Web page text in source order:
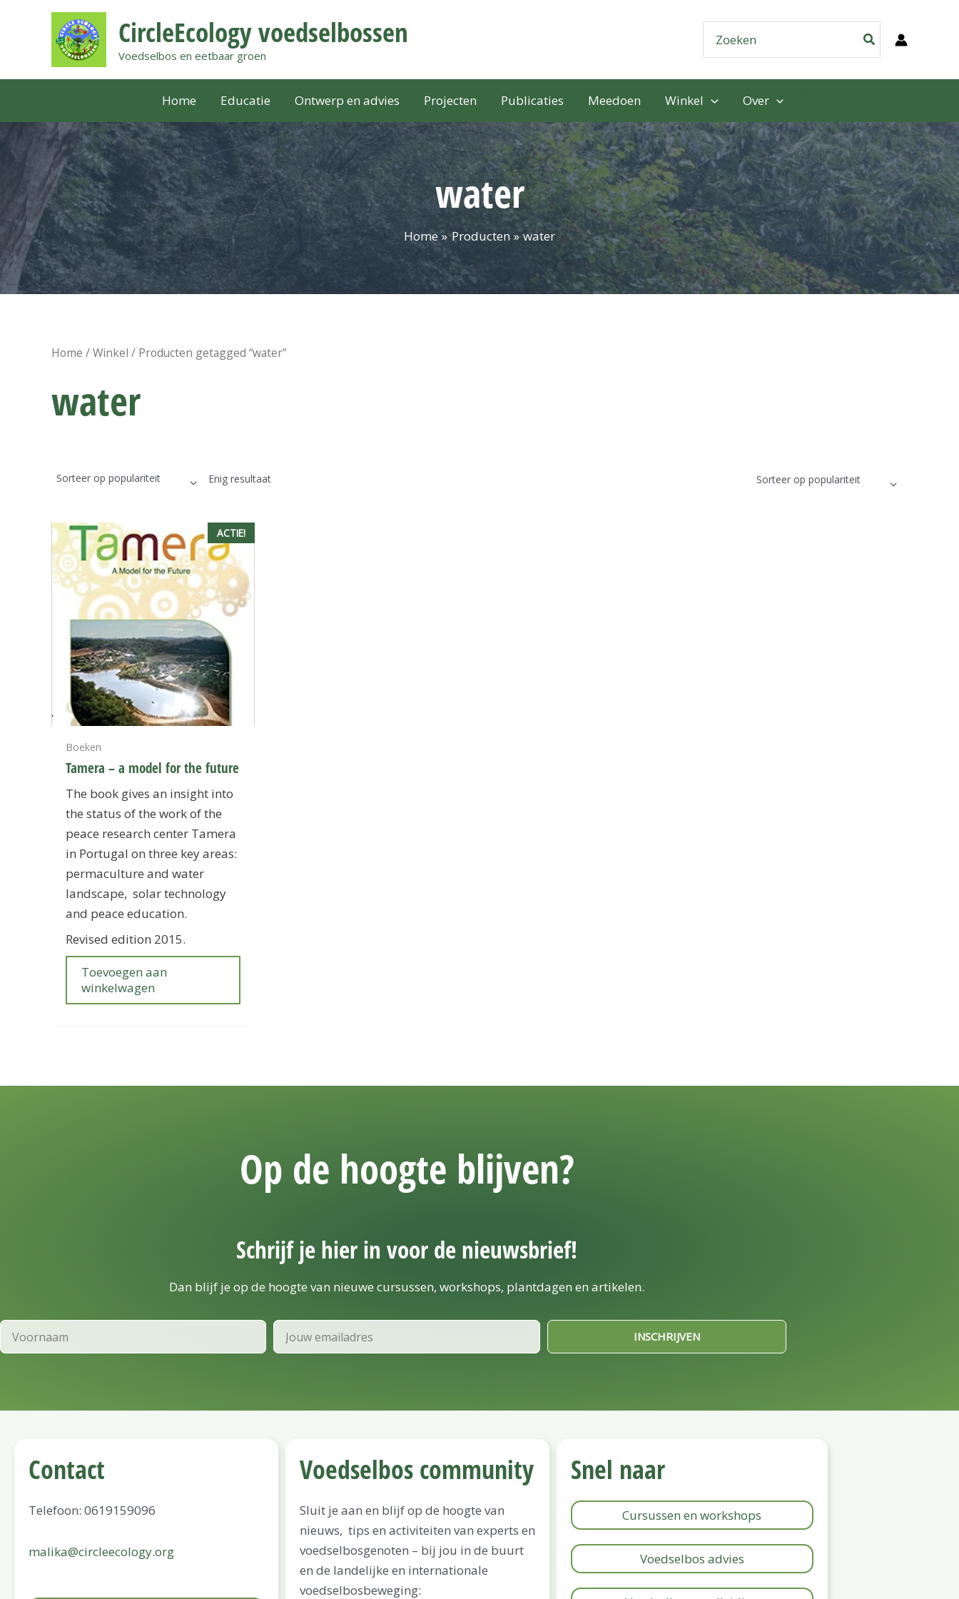
CircleEcology voedselbossen
Voedselbos en eetbaar groen
naar:
Home Educatie Ontwerp en advies Projecten Publicaties Meedoen Winkel Over
water
Home Producten water
Home /Winkel / Producten getagged “water”
water
Enig resultaat
ACTIE!
Boeken
Tamera – a model for the future
The book gives an insight into
the status of the work of the
peace research center Tamera
in Portugal on three key areas:
permaculture and water
landscape, solar technology
and peace education.
Revised edition 2015.
Toevoegen aan
winkelwagen
Op de hoogte blijven?
Schrijf je hier in voor de nieuwsbrief!
Dan blijf je op de hoogte van nieuwe cursussen, workshops, plantdagen en artikelen.
Voornaam Email INSCHRIJVEN
Contact
Telefoon: 0619159096
malika@circleecology.org
Voedselbos community
Sluit je aan en blijf op de hoogte van
nieuws, tips en activiteiten van experts en
voedselbosgenoten – bij jou in de buurt
en de landelijke en internationale
voedselbosbeweging:
Snel naar
Cursussen en workshops
Voedselbos advies